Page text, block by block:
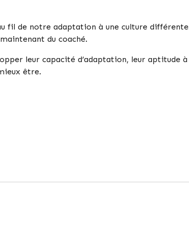
fil de notre adaptation à une culture
du coaché.
leur capacité d’adaptation, leur aptitude
être.